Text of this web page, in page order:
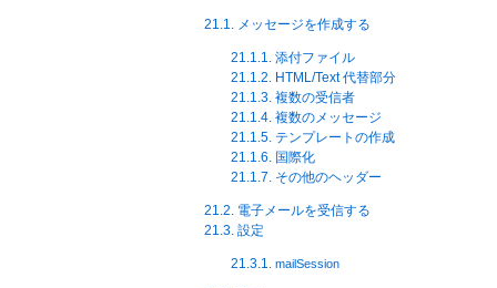
21.1. メッセージを作成する
21.1.1. 添付ファイル
21.1.2. HTML/Text 代替部分
21.1.3. 複数の受信者
21.1.4. 複数のメッセージ
21.1.5. テンプレートの作成
21.1.6. 国際化
21.1.7. その他のヘッダー
21.2. 電子メールを受信する
21.3. 設定
21.3.1. mailSession